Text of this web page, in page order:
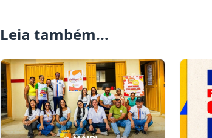
Leia também...